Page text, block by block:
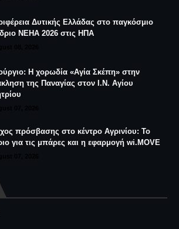
Δυτικής Ελλάδας στο παγκόσμιο
NEHA 2026 στις ΗΠΑ
Η χορωδία «Αγία Σκέπη» στην
της Παναγίας στον Ι.Ν. Αγίου
πρόσβασης στο κέντρο Αγρινίου: Το
για τις μπάρες και η εφαρμογή wi.MOVE